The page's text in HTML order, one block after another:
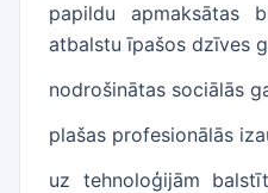
papildu apmaksātas
atbalstu īpašos dzīves
nodrošinātas sociālās
plašas profesionālās
uz tehnoloģijām